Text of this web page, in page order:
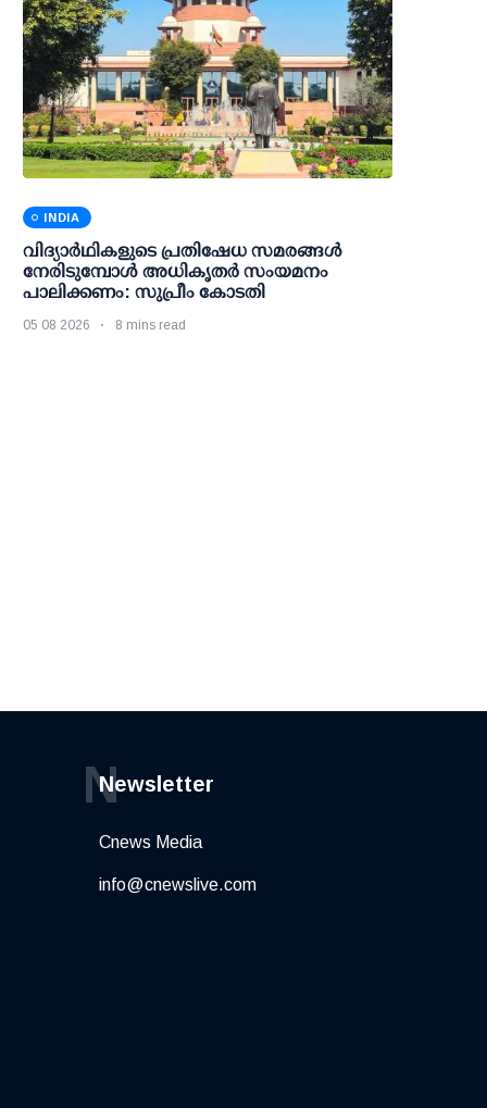
INDIA
വിദ്യാര്‍ഥികളുടെ പ്രതിഷേധ സമരങ്ങള്‍
നേരിടുമ്പോള്‍ അധികൃതര്‍ സംയമനം
പാലിക്കണം: സുപ്രീം കോടതി
05 08 2026 8 mins read
Newsletter
N
Cnews Media
info@cnewslive.com